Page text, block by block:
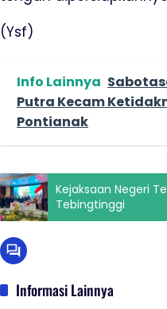
(Ysf)
Info Lainnya
Putra Kecam
Pontianak
Kejaksaan Negeri
Tebingtinggi
Informasi Lainnya